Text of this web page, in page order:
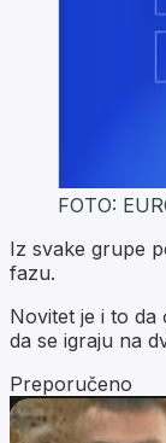
FOTO:
Iz svake grupe
fazu.
Novitet je i to da
da se igraju na
Preporučeno